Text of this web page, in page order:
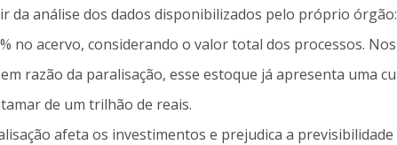
da análise dos dados disponibilizados pelo próprio
no acervo, considerando o valor total dos processos. Nos
razão da paralisação, esse estoque já apresenta uma
de um trilhão de reais.
afeta os investimentos e prejudica a previsibilidade